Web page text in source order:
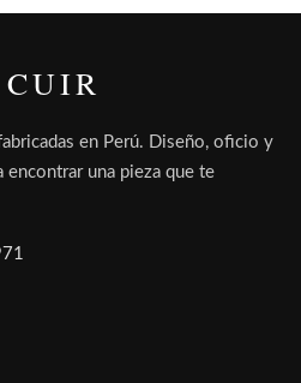
en Perú. Diseño, oficio y
encontrar una pieza que te